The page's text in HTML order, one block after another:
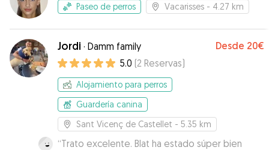
algun momento volveremos a contar con él.
Paseo de perros Vacarisses - 4.27 km
Jordi · Damm family Desde 20€
5.0 (2 Reservas)
Alojamiento para perros
Guardería canina
Sant Vicenç de Castellet - 5.35 km
“Trato excelente. Blat ha estado súper bien